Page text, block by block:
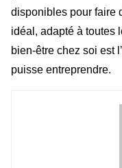
disponibles pour faire
idéal, adapté à toutes
bien-être chez soi est
puisse entreprendre.